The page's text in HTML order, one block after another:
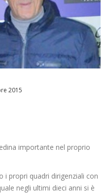
2015
importante nel proprio
i propri quadri dirigenziali con
negli ultimi dieci anni si è